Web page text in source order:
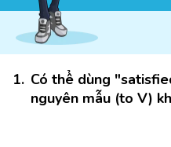
1. Có thể dùng
nguyên mẫu (to V)